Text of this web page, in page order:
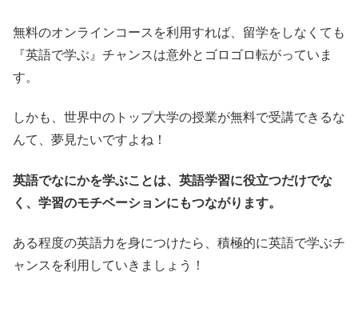
無料のオンラインコースを利用すれば、留学をしなくても
『英語で学ぶ』チャンスは意外とゴロゴロ転がっていま
す。
しかも、世界中のトップ大学の授業が無料で受講できるな
んて、夢見たいですよね！
英語でなにかを学ぶことは、英語学習に役立つだけでな
く、学習のモチベーションにもつながります。
ある程度の英語力を身につけたら、積極的に英語で学ぶチ
ャンスを利用していきましょう！